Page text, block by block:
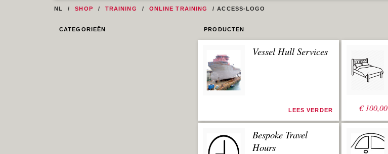
NL SHOP TRAINING ONLINE TRAINING ACCESS-LOGO
CATEGORIEËN PRODUCTEN
Vessel Hull Services
LEES VERDER €100,00
Bespoke Travel
Hours